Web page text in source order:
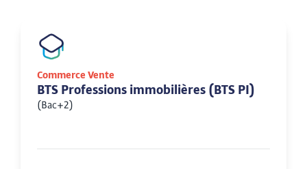
Commerce Vente
BTS Professions immobilières (BTS PI)
(Bac+2)